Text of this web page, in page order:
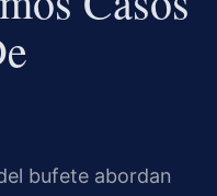
bufete abordan